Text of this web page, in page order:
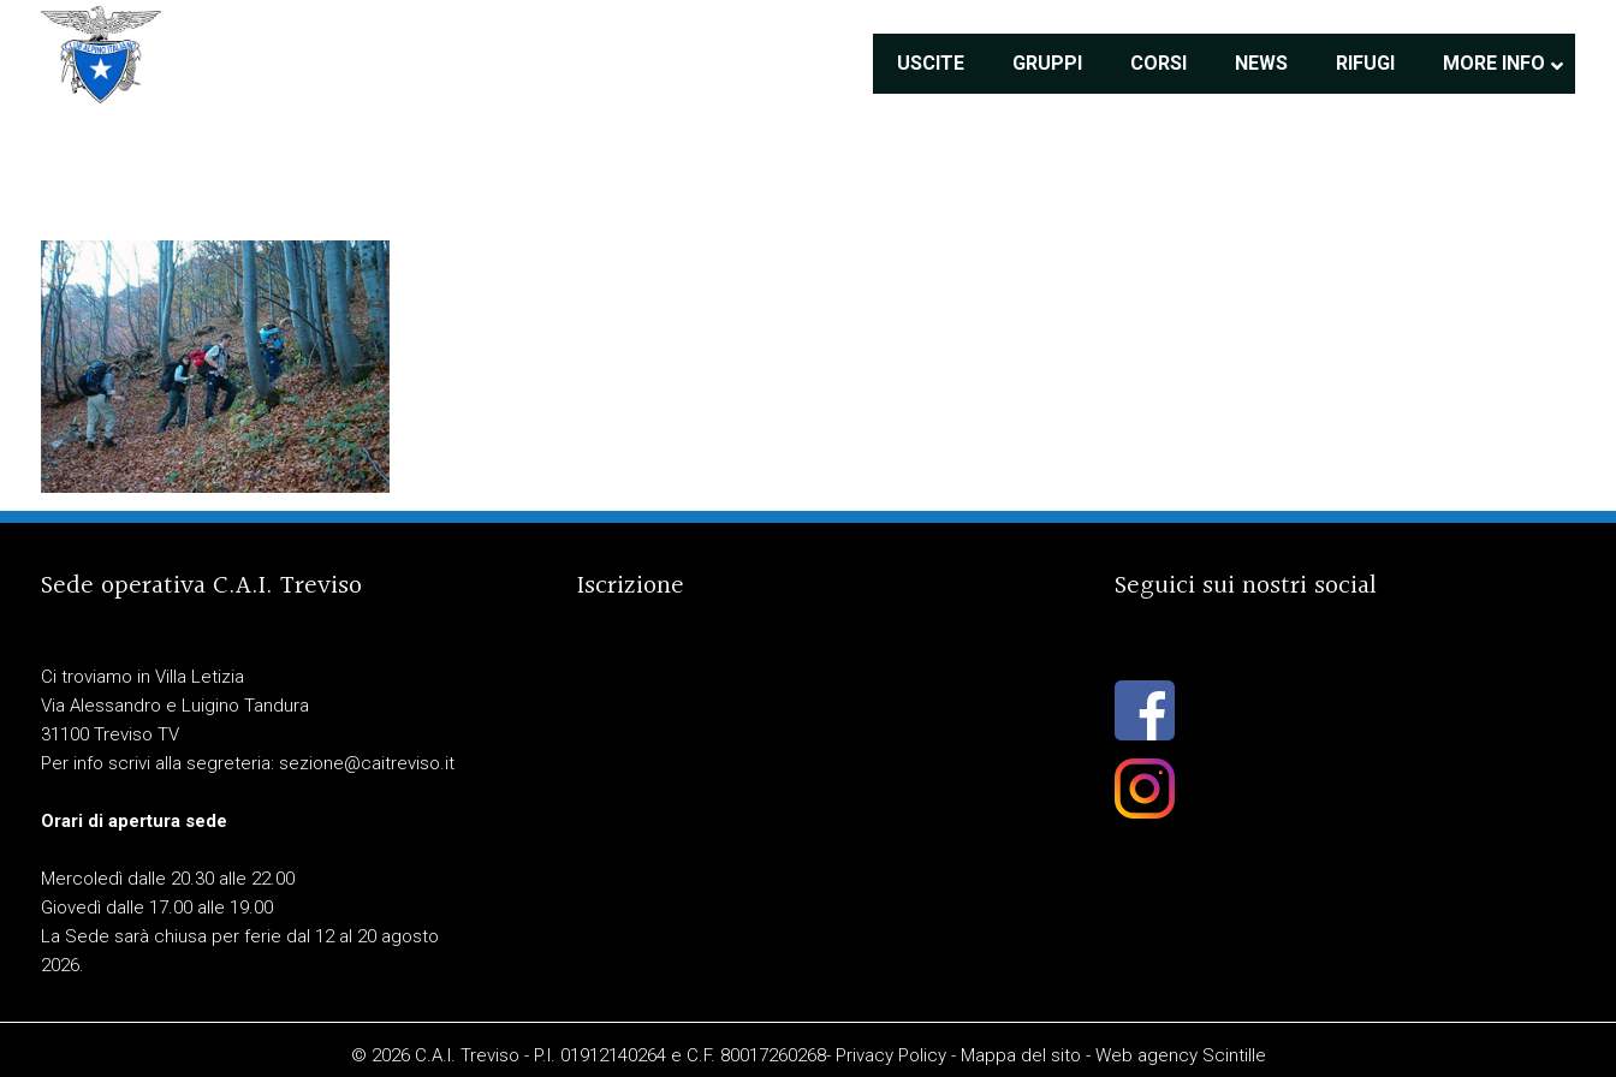
USCITE GRUPPI CORSI NEWS RIFUGI MORE INFO
Sede operativa C.A.I. Treviso
Ci troviamo in Villa Letizia
Via Alessandro e Luigino Tandura
31100 Treviso TV
Per info scrivi alla segreteria: sezione@caitreviso.it
Orari di apertura sede
Mercoledì dalle 20.30 alle 22.00
Giovedì dalle 17.00 alle 19.00
La Sede sarà chiusa per ferie dal 12 al 20 agosto
2026.
Iscrizione Seguici sui nostri social
© 2026 C.A.I. Treviso - P.I. 01912140264 e C.F. 80017260268- Privacy Policy- Mappa del sito - Web agency Scintille